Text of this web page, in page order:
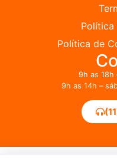
Política
Política de
9h as 18h
9h as 14h –